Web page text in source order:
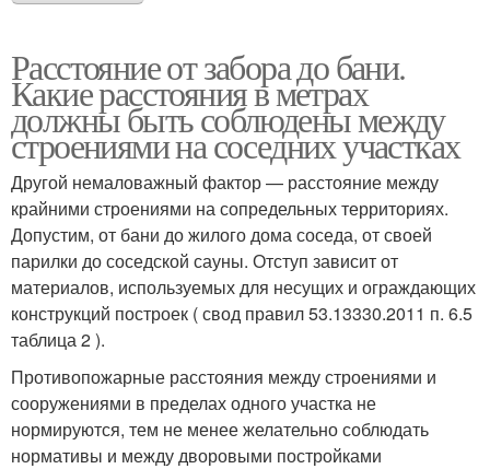
Расстояние от забора до бани.
Какие расстояния в метрах
должны быть соблюдены между
строениями на соседних участках
Другой немаловажный фактор — расстояние между
крайними строениями на сопредельных территориях.
Допустим, от бани до жилого дома соседа, от своей
парилки до соседской сауны. Отступ зависит от
материалов, используемых для несущих и ограждающих
конструкций построек ( свод правил 53.13330.2011 п. 6.5
таблица 2 ).
Противопожарные расстояния между строениями и
сооружениями в пределах одного участка не
нормируются, тем не менее желательно соблюдать
нормативы и между дворовыми постройками